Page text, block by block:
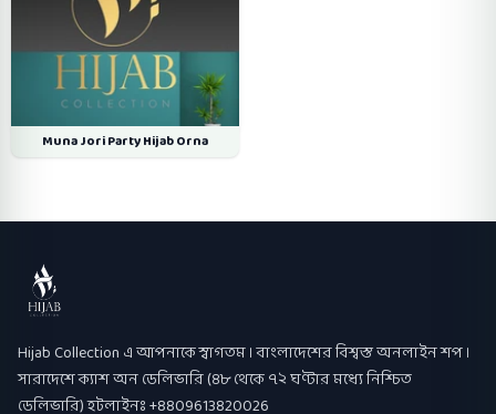
Muna Jori Party Hijab Orna
Hijab Collection
Hijab Collection এ আপনাকে স্বাগতম । বাংলাদেশের বিশ্বস্ত অনলাইন শপ ।
সারাদেশে ক্যাশ অন ডেলিভারি (৪৮ থেকে ৭২ ঘণ্টার মধ্যে নিশ্চিত
ডেলিভারি) হটলাইনঃ +8809613820026